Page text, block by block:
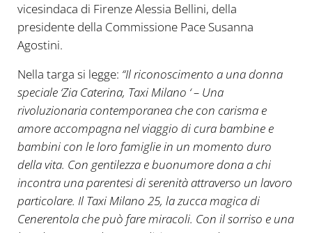
vicesindaca di Firenze Alessia Bellini, della
presidente della Commissione Pace Susanna
Agostini.
Nella targa si legge: “Il riconoscimento a una donna
speciale ‘Zia Caterina, Taxi Milano ‘ – Una
rivoluzionaria contemporanea che con carisma e
amore accompagna nel viaggio di cura bambine e
bambini con le loro famiglie in un momento duro
della vita. Con gentilezza e buonumore dona a chi
incontra una parentesi di serenità attraverso un lavoro
particolare. Il Taxi Milano 25, la zucca magica di
Cenerentola che può fare miracoli. Con il sorriso e una